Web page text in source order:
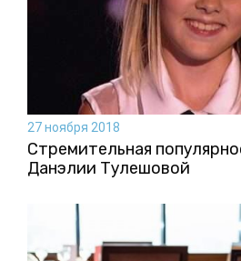
27 ноября 2018
Стремительная
Данэлии Тулешовой